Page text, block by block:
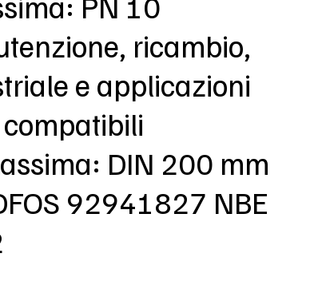
ricambio,
e applicazioni
DIN 200 mm
92941827 NBE